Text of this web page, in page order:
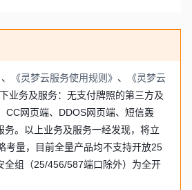
、 《灵梦云服务使用规则》 、
《灵梦云
业务及服务：无支付牌照的第三方及
CC网页端、DDOS网页端、短信轰
。以上业务及服务一经发现，将立
考量，目前全量产品均不支持开放25
全组（25/456/587端口除外）为全开